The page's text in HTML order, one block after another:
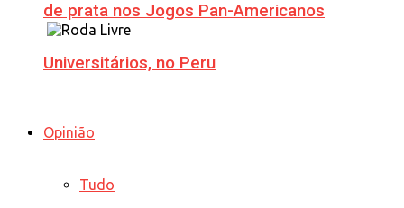
de prata nos Jogos Pan-Americanos
Universitários, no Peru
Opinião
Tudo